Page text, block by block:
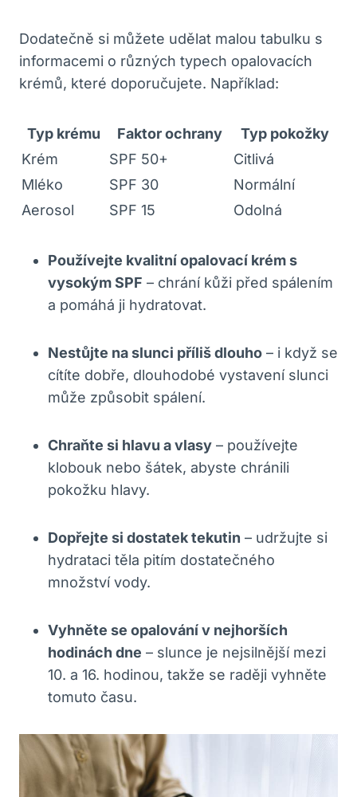
Dodatečně si můžete udělat malou tabulku s
informacemi o různých typech opalovacích
krémů, které doporučujete. Například:
Typ krému Faktor ochrany
Typ pokožky
Krém
SPF 50+
Citlivá
Mléko
SPF 30
Normální
Aerosol
SPF 15 Odolná
Používejte kvalitní opalovací krém s
vysokým SPF – chrání kůži před spálením
a pomáhá ji hydratovat.
Nestůjte na slunci příliš dlouho – i když se
cítíte dobře, dlouhodobé vystavení slunci
může způsobit spálení.
Chraňte si hlavu a vlasy – používejte
klobouk nebo šátek, abyste chránili
pokožku hlavy.
Dopřejte si dostatek tekutin – udržujte si
hydrataci těla pitím dostatečného
množství vody.
Vyhněte se opalování v nejhorších
hodinách dne – slunce je nejsilnější mezi
10. a 16. hodinou, takže se raději vyhněte
tomuto času.